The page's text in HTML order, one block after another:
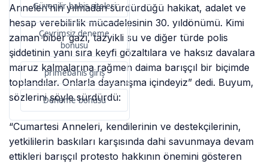
Güvenilir bahis siteleri
Çevrimsiz deneme
bonusu
primebahis giriş
Deneme bonusu
Anneleri’nin yılmadan sürdürdüğü hakikat, adalet ve
hesap verebilirlik mücadelesinin 30. yıldönümü. Kimi
zaman biber gazı, tazyikli su ve diğer türde polis
şiddetinin yanı sıra keyfi gözaltılara ve haksız davalara
maruz kalmalarına rağmen daima barışçıl bir biçimde
toplandılar. Onlarla dayanışma içindeyiz” dedi. Buyum,
sözlerini şöyle sürdürdü:
“Cumartesi Anneleri, kendilerinin ve destekçilerinin,
yetkililerin baskıları karşısında dahi savunmaya devam
ettikleri barışçıl protesto hakkının önemini gösteren